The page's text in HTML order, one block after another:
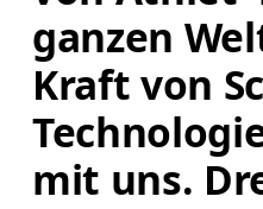
ganzen
Kraft von
mit uns.